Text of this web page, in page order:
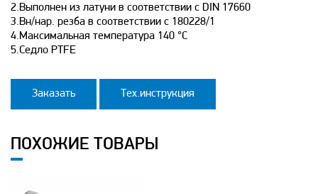
2.Выполнен из латуни в соответствии с DIN 17660
3.Вн/нар. резба в соответствии с 180228/1
4.Максимальная температура 140 °С
5.Седло PTFE
Заказать Тех.инструкция
ПОХОЖИЕ ТОВАРЫ